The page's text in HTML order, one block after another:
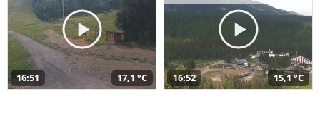
16:51 17,1 °C 16:52 15,1 °C